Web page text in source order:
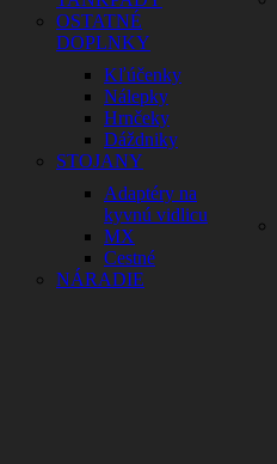
OSTATNÉ
DOPLNKY
Kľúčenky
Nálepky
Hrnčeky
Dáždniky
STOJANY
Adaptéry na
kyvnú vidlicu
MX
Cestné
NÁRADIE